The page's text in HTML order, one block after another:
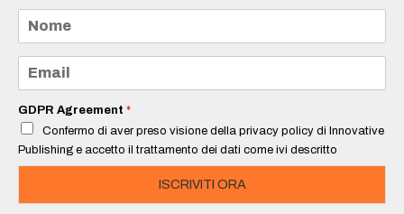
m
e
a
i
*
GDPR Agreement *
Confermo di aver preso visione della privacy policy di Innovative
Publishing e accetto il trattamento dei dati come ivi descritto
ISCRIVITI ORA